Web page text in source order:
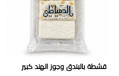
قشطة بالبندق وجوز الهند كبير